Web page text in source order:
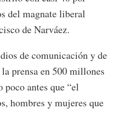
del magnate liberal
de Narváez.
de comunicación y de
prensa en 500 millones
poco antes que “el
hombres y mujeres que